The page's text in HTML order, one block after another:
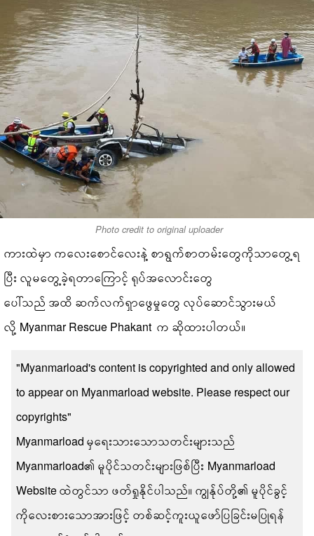
Photo credit to original uploader
ကားထဲမှာ ကလေးစောင်လေးနဲ့ စာရွက်စာတမ်းတွေကိုသာတွေ့ရ
ပြီး လူမတွေ့ခဲ့ရတာကြောင့် ရုပ်အလောင်းတွေ
ပေါ်သည် အထိ ဆက်လက်ရှာဖွေမှုတွေ လုပ်ဆောင်သွားမယ်
လို့ Myanmar Rescue Phakant က ဆိုထားပါတယ်။
"Myanmarload's content is copyrighted and only allowed
to appear on Myanmarload website. Please respect our
copyrights"
Myanmarload မှရေးသားသောသတင်းများသည်
Myanmarload၏ မူပိုင်သတင်းများဖြစ်ပြီး Myanmarload
Website ထဲတွင်သာ ဖတ်ရှုနိုင်ပါသည်။ ကျွန်ုပ်တို့၏ မူပိုင်ခွင့်
ကိုလေးစားသောအားဖြင့် တစ်ဆင့်ကူးယူဖော်ပြခြင်းမပြုရန်